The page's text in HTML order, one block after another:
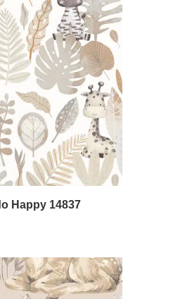
Happy 14837